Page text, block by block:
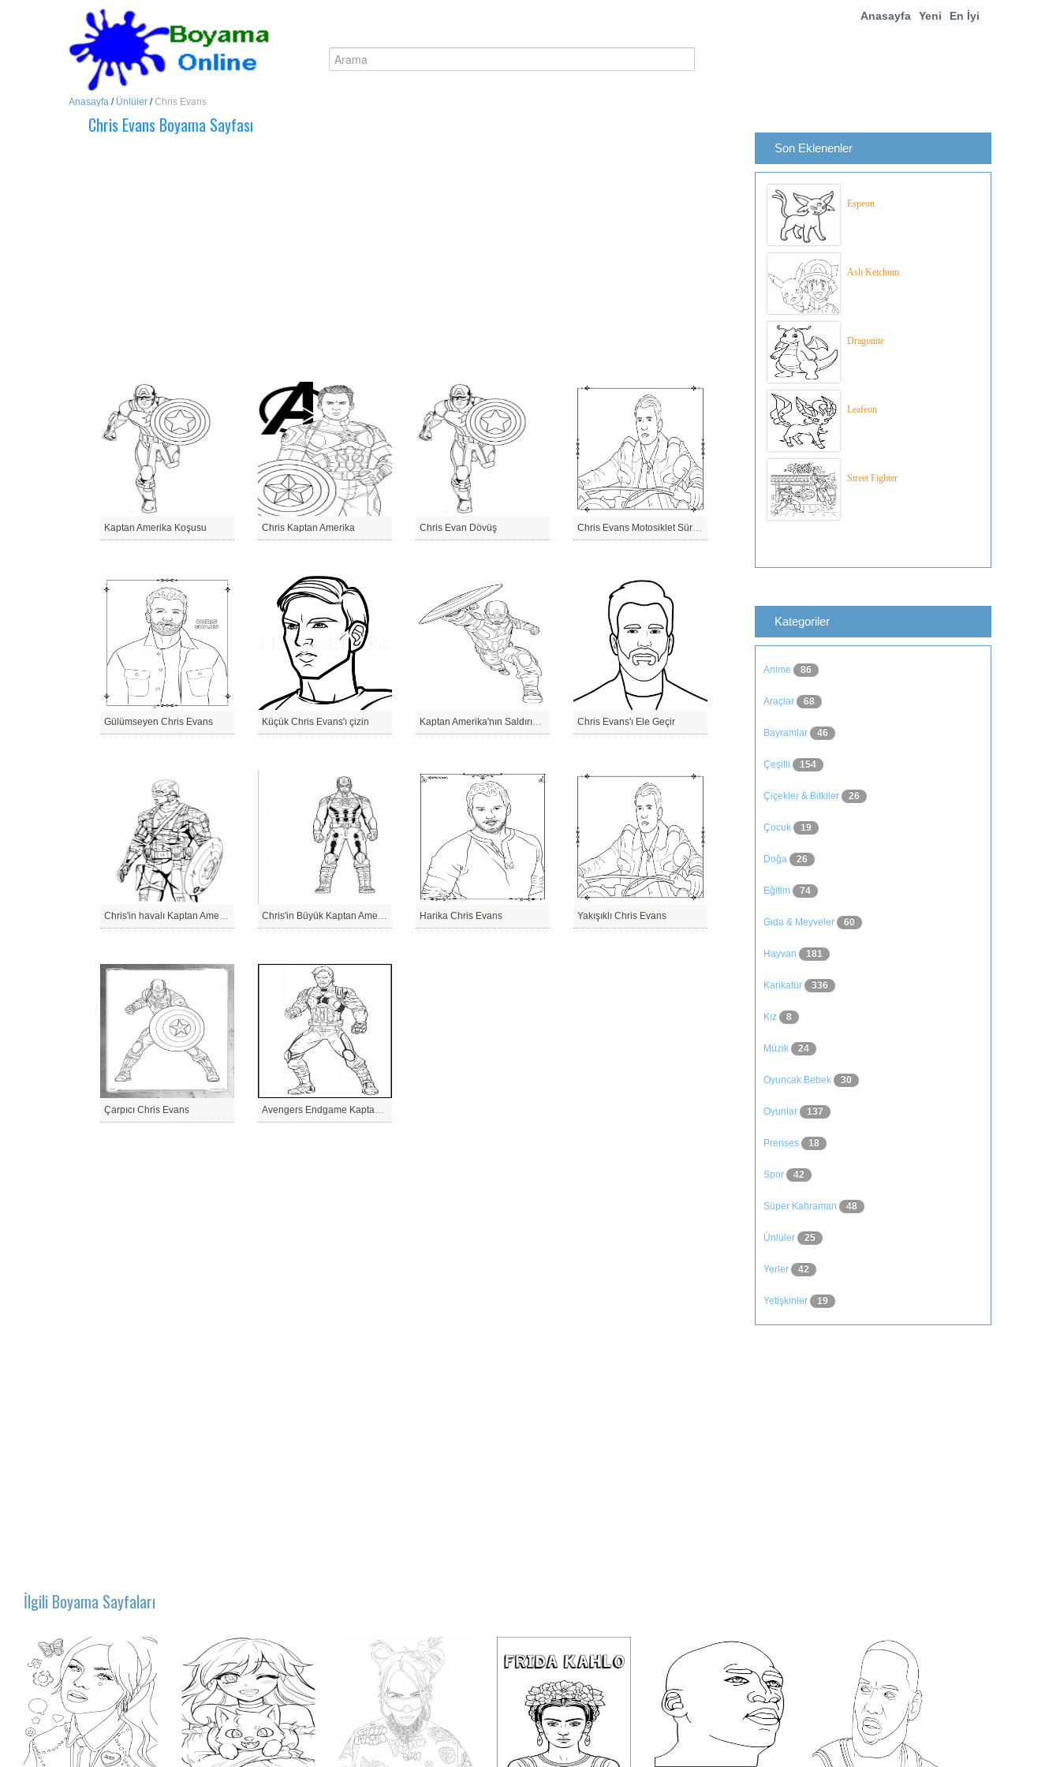
Anasayfa Yeni En İyi
Anasayfa / Ünlüler /Chris Evans
Chris Evans Boyama Sayfası
Kaptan Amerika Koşusu Chris Kaptan Amerika Chris Evan Dövüş Chris Evans Motosiklet Sürme
Gülümseyen Chris Evans Küçük Chris Evans'ı çizin Kaptan Amerika'nın Saldırısı, Chris Chris Evans'ı Ele Geçir
Chris'in havalı Kaptan Amerika Chris'in Büyük Kaptan Amerika Harika Chris Evans Yakışıklı Chris Evans
Çarpıcı Chris Evans Avengers Endgame Kaptan Amerika, Chris Evans
Son Eklenenler
Espeon
Ash Ketchum
Dragonite
Leafeon
Street Fighter
Kategoriler
Anime 86
Araçlar 68
Bayramlar 46
Çeşitli 154
Çiçekler & Bitkiler 26
Çocuk 19
Doğa 26
Eğitim 74
Gıda & Meyveler 60
Hayvan 181
Karikatür 336
Kız 8
Müzik 24
Oyuncak Bebek 30
Oyunlar 137
Prenses 18
Spor 42
Süper Kahraman 48
Ünlüler 25
Yerler 42
Yetişkinler 19
İlgili Boyama Sayfaları